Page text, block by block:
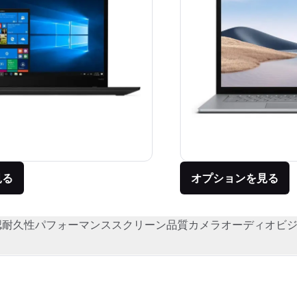
オプションを見る
耐久性パフォーマンススクリーン品質カメラオーディオビ